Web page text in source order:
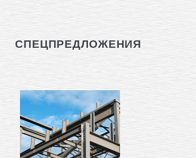
СПЕЦПРЕДЛОЖЕНИЯ